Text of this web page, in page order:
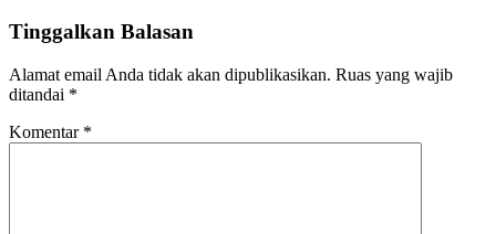
Tinggalkan Balasan
Alamat email Anda tidak akan dipublikasikan. Ruas yang wajib
ditandai *
Komentar *